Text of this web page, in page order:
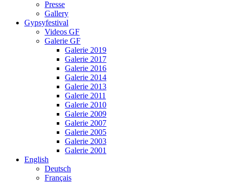
Presse
Gallery
Gypsyfestival
Videos GF
Galerie GF
Galerie 2019
Galerie 2017
Galerie 2016
Galerie 2014
Galerie 2013
Galerie 2011
Galerie 2010
Galerie 2009
Galerie 2007
Galerie 2005
Galerie 2003
Galerie 2001
English
Deutsch
Français